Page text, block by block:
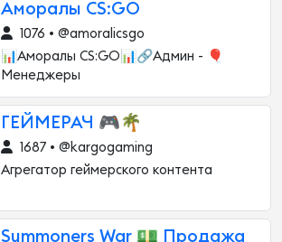
Аморалы CS:GO
1076 • @amoralicsgo
📊Aморалы CS:GO📊🔗Админ - 🎈
Менеджеры
ГЕЙМЕРАЧ 🎮🌴
1687 • @kargogaming
Агрегатор геймерского контента
Summoners War 💵 Продажа